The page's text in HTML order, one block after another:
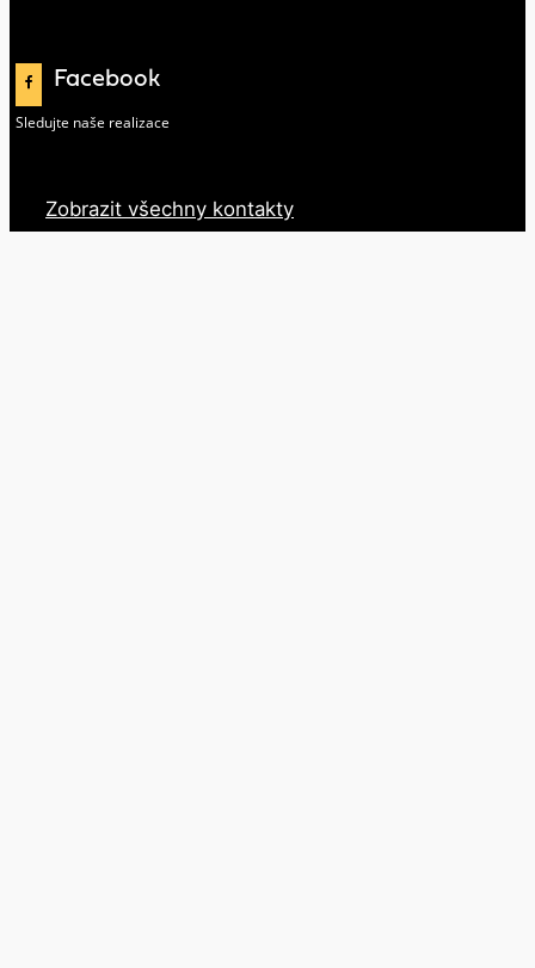
Facebook
Sledujte naše realizace
Zobrazit všechny kontakty